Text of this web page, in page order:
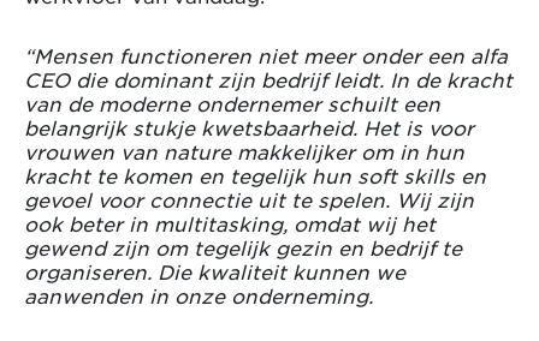
“Mensen functioneren niet meer onder een alfa
CEO die dominant zijn bedrijf leidt. In de kracht
van de moderne ondernemer schuilt een
belangrijk stukje kwetsbaarheid. Het is voor
vrouwen van nature makkelijker om in hun
kracht te komen en tegelijk hun soft skills en
gevoel voor connectie uit te spelen. Wij zijn
ook beter in multitasking, omdat wij het
gewend zijn om tegelijk gezin en bedrijf te
organiseren. Die kwaliteit kunnen we
aanwenden in onze onderneming.